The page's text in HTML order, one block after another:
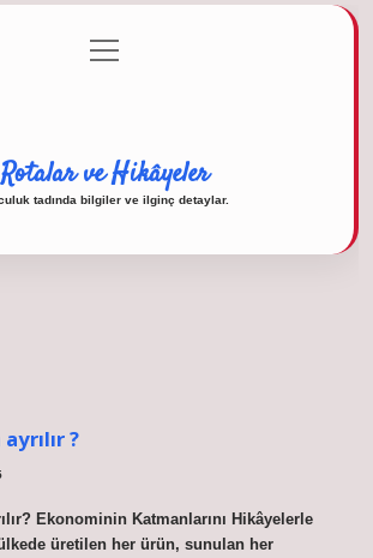
Gizlilik Politikası
menüyü
aç
Rotalar ve Hikâyeler
tadında bilgiler ve ilginç detaylar.
?
Ekonominin Katmanlarını Hikâyelerle
üretilen her ürün, sunulan her